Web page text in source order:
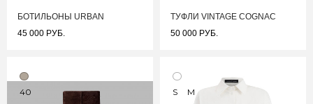
БОТИЛЬОНЫ URBAN
45 000 РУБ.
ТУФЛИ VINTAGE COGNAC
50 000 РУБ.
40 S M